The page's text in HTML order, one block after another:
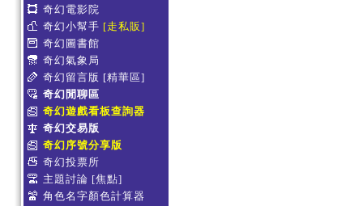
奇幻電影院
奇幻小幫手 [走私販]
奇幻圖書館
奇幻氣象局
奇幻留言版 [精華區]
奇幻閒聊區
奇幻遊戲看板查詢器
奇幻交易版
奇幻序號分享版
奇幻投票所
主題討論 [焦點]
角色名字顏色計算器